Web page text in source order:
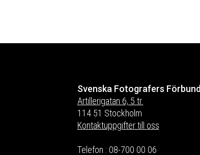
Svenska Fotografers Förbund
Artillerigatan 6, 5 tr.
114 51 Stockholm
Kontaktuppgifter till oss
Telefon : 08-700 00 06